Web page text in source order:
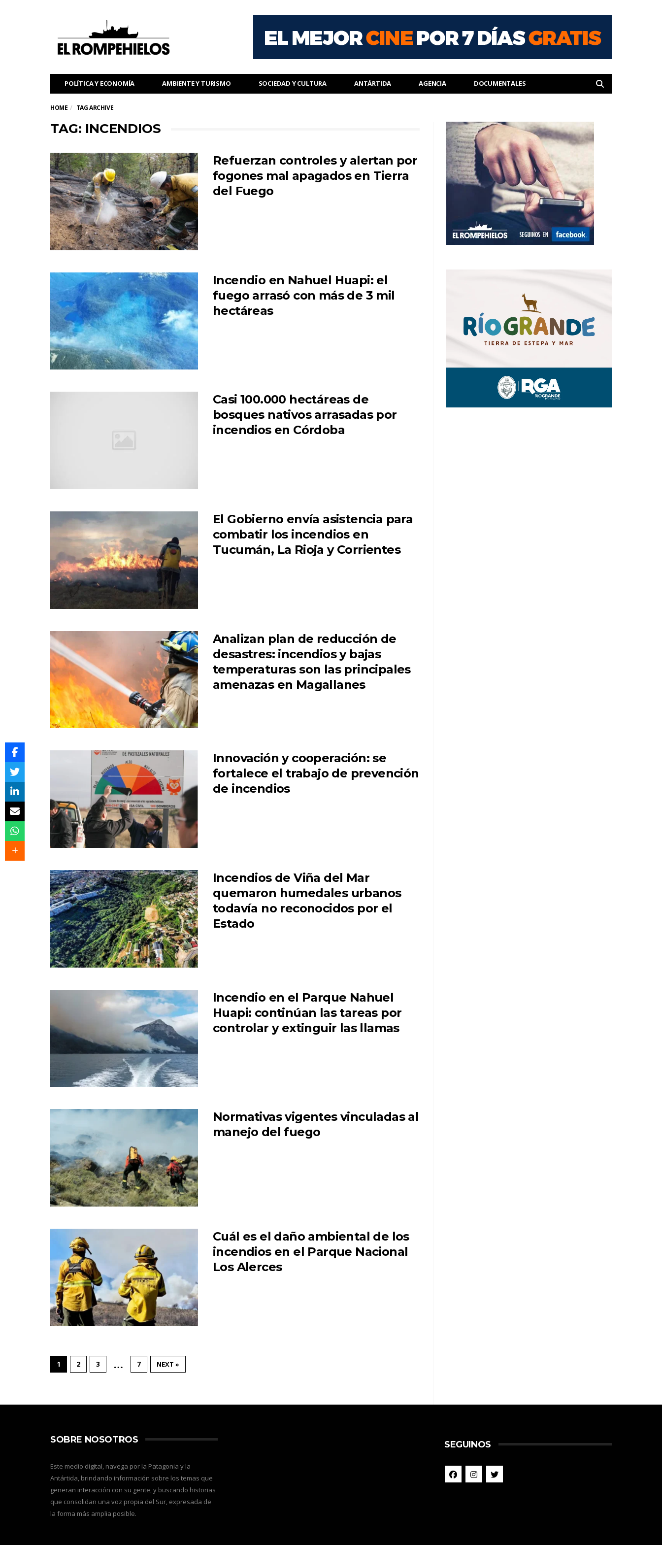
POLÍTICA Y ECONOMÍA AMBIENTE Y TURISMO SOCIEDAD Y CULTURA ANTÁRTIDA AGENCIA DOCUMENTALES
HOME TAG ARCHIVE
TAG: INCENDIOS
Refuerzan controles y alertan por
fogones mal apagados en Tierra
del Fuego
Incendio en Nahuel Huapi: el
fuego arrasó con más de 3 mil
hectáreas
Casi 100.000 hectáreas de
bosques nativos arrasadas por
incendios en Córdoba
El Gobierno envía asistencia para
combatir los incendios en
Tucumán, La Rioja y Corrientes
Analizan plan de reducción de
desastres: incendios y bajas
temperaturas son las principales
amenazas en Magallanes
Innovación y cooperación: se
fortalece el trabajo de prevención
de incendios
Incendios de Viña del Mar
quemaron humedales urbanos
todavía no reconocidos por el
Estado
Incendio en el Parque Nahuel
Huapi: continúan las tareas por
controlar y extinguir las llamas
Normativas vigentes vinculadas al
manejo del fuego
Cuál es el daño ambiental de los
incendios en el Parque Nacional
Los Alerces
1 2 3 … 7 NEXT »
SOBRE NOSOTROS
Este medio digital, navega por la Patagonia y la
Antártida, brindando información sobre los temas que
generan interacción con su gente, y buscando historias
que consolidan una voz propia del Sur, expresada de
la forma más amplia posible.
SEGUINOS